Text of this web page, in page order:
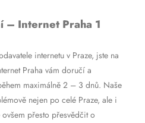
– Internet Praha 1
internetu v Praze, jste na
Praha vám doručí a
maximálně 2 – 3 dnů. Naše
nejen po celé Praze, ale i
přesto přesvědčit o